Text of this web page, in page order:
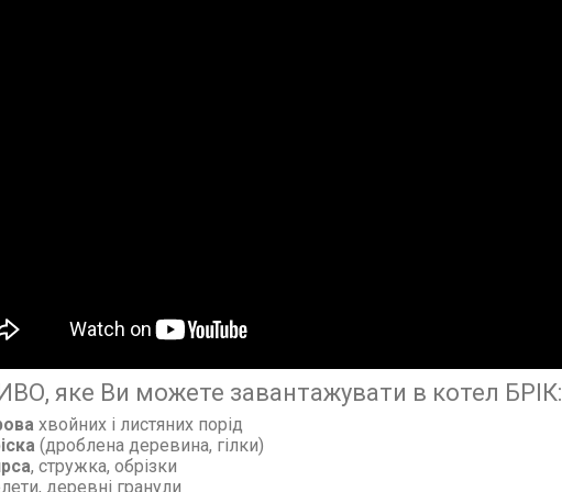
яке Ви можете завантажувати в котел БРІК:
хвойних і листяних порід
(дроблена деревина, гілки)
, стружка, обрізки
деревні гранули